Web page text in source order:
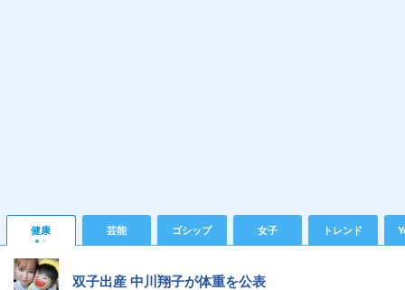
健康 芸能 ゴシップ 女子 トレンド
双子出産 中川翔子が体重を公表